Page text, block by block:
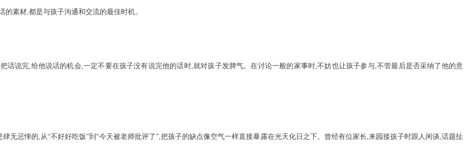
素材,都是与孩子沟通和交流的最佳时机。
话说完,给他说话的机会,一定不要在孩子没有说完他的话时,就对孩子发脾气。在讨论一般的家事时,不妨也让孩子参与,不管最后是否采纳了他的意
无忌惮的,从“不好好吃饭”到“今天被老师批评了”,把孩子的缺点像空气一样直接暴露在光天化日之下。曾经有位家长,来园接孩子时跟人闲谈,话题扯